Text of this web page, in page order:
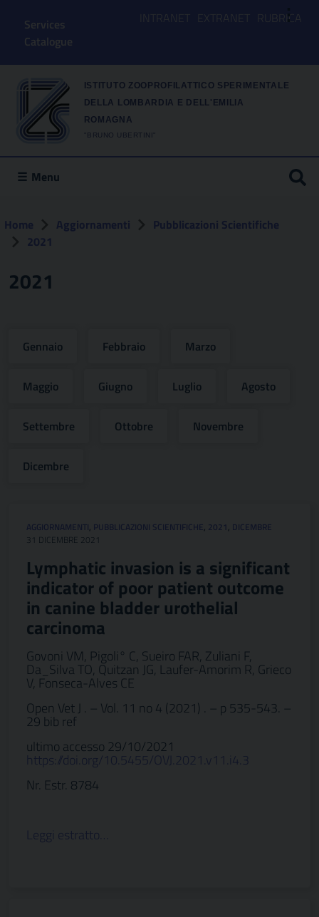
⋮
Services
Catalogue
INTRANET EXTRANET RUBRICA
ISTITUTO ZOOPROFILATTICO SPERIMENTALE
DELLA LOMBARDIA E DELL'EMILIA
ROMAGNA
"BRUNO UBERTINI"
Menu
Home Aggiornamenti
Pubblicazioni Scientifiche
2021
2021
Gennaio Febbraio Marzo
Maggio Giugno Luglio Agosto
Settembre Ottobre Novembre
Dicembre
AGGIORNAMENTI, PUBBLICAZIONI SCIENTIFICHE, 2021 , DICEMBRE
31 DICEMBRE 2021
Lymphatic invasion is a significant
indicator of poor patient outcome
in canine bladder urothelial
carcinoma
Govoni VM, Pigoli° C, Sueiro FAR, Zuliani F,
Da_Silva TO, Quitzan JG, Laufer-Amorim R, Grieco
V, Fonseca-Alves CE
Open Vet J . – Vol. 11 no 4 (2021) . – p 535-543. –
29 bib ref
ultimo accesso 29/10/2021
https://doi.org/10.5455/OVJ.2021.v11.i4.3
Nr. Estr. 8784
Leggi estratto…